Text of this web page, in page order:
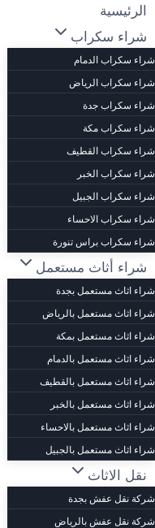
الرئيسية
شراء سكراب
شراء سكراب الدمام
شراء سكراب الرياض
شراء سكراب جدة
شراء سكراب مكة
شراء سكراب القطيف
شراء سكراب الخبر
شراء سكراب الجبيل
شراء سكراب الاحساء
شراء سكراب براس تنورة
شراء أثاث مستعمل
شراء اثاث مستعمل بجدة
شراء اثاث مستعمل بالرياض
شراء اثاث مستعمل بمكة
شراء اثاث مستعمل بالدمام
شراء اثاث مستعمل بالقطيف
شراء اثاث مستعمل بالخبر
شراء اثاث مستعمل بالاحساء
شراء اثاث مستعمل بالجبيل
نقل الاثاث
شركة نقل عفش بجدة
شركة نقل عفش بالرياض